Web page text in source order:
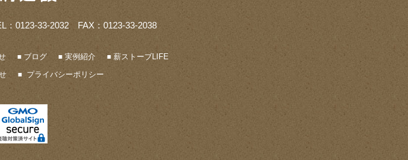
：0123-33-2032 FAX：0123-33-2038
ブログ 実例紹介
薪ストーブLIFE
プライバシーポリシー